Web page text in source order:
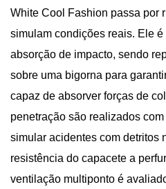
White Cool Fashion passa por
simulam condições reais. Ele
absorção de impacto, sendo
sobre uma bigorna para
capaz de absorver forças de
penetração são realizados
simular acidentes com detritos
resistência do capacete a
ventilação multiponto é